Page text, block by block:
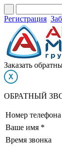
Регистрация
Заказать
ОБРАТНЫЙ
Номер
Ваше имя *
Время звонка